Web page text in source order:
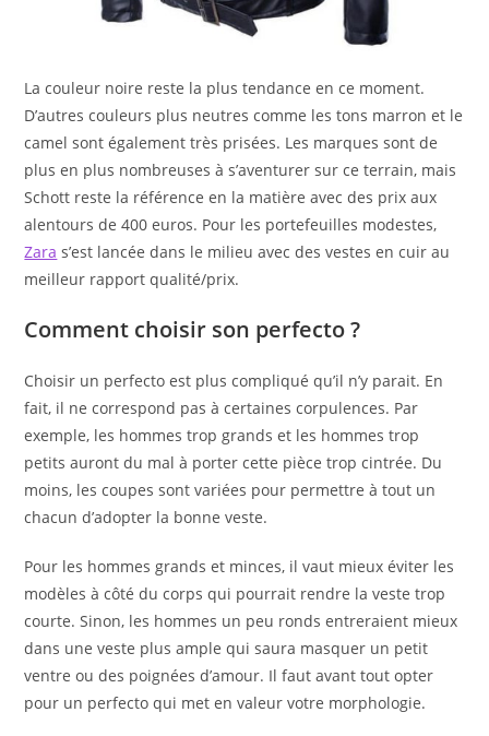
La couleur noire reste la plus tendance en ce moment.
D’autres couleurs plus neutres comme les tons marron et le
camel sont également très prisées. Les marques sont de
plus en plus nombreuses à s’aventurer sur ce terrain, mais
Schott reste la référence en la matière avec des prix aux
alentours de 400 euros. Pour les portefeuilles modestes,
Zara s’est lancée dans le milieu avec des vestes en cuir au
meilleur rapport qualité/prix.
Comment choisir son perfecto ?
Choisir un perfecto est plus compliqué qu’il n’y parait. En
fait, il ne correspond pas à certaines corpulences. Par
exemple, les hommes trop grands et les hommes trop
petits auront du mal à porter cette pièce trop cintrée. Du
moins, les coupes sont variées pour permettre à tout un
chacun d’adopter la bonne veste.
Pour les hommes grands et minces, il vaut mieux éviter les
modèles à côté du corps qui pourrait rendre la veste trop
courte. Sinon, les hommes un peu ronds entreraient mieux
dans une veste plus ample qui saura masquer un petit
ventre ou des poignées d’amour. Il faut avant tout opter
pour un perfecto qui met en valeur votre morphologie.